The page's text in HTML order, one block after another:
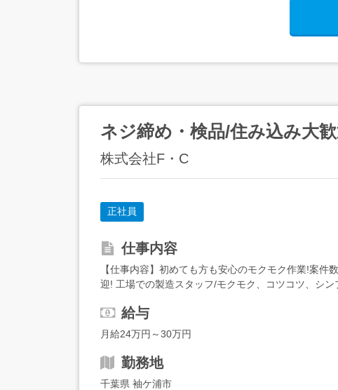
ネジ締め・検品/住み込み大
株式会社F・C
正社員
仕事内容
【仕事内容】初めても方も安心のモクモク作業!案
迎! 工場での製造スタッフ/モクモク、コツコツ、シ
給与
月給24万円～30万円
勤務地
千葉県 袖ケ浦市